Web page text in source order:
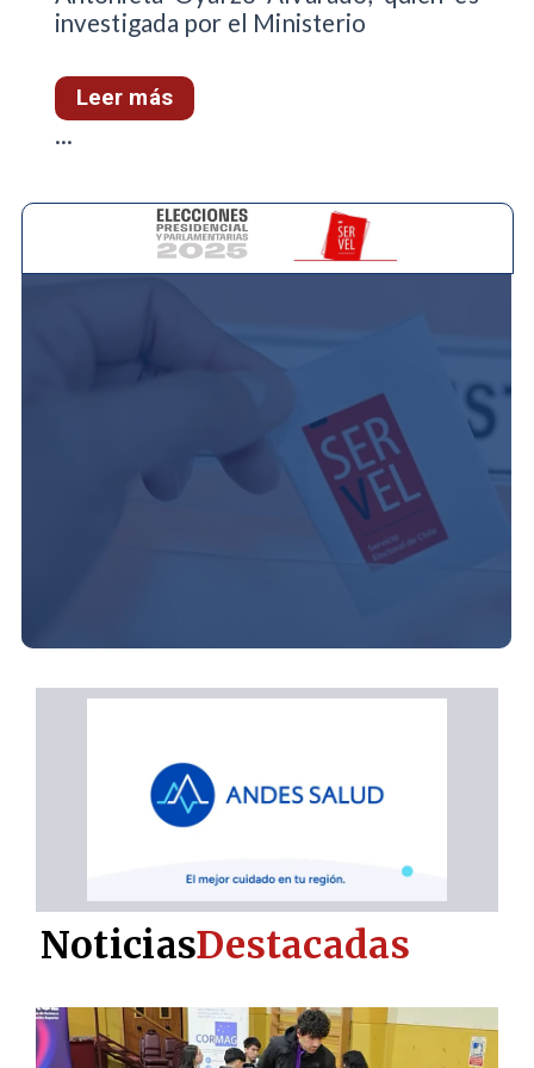
investigada por el Ministerio
Leer más
...
NoticiasDestacadas